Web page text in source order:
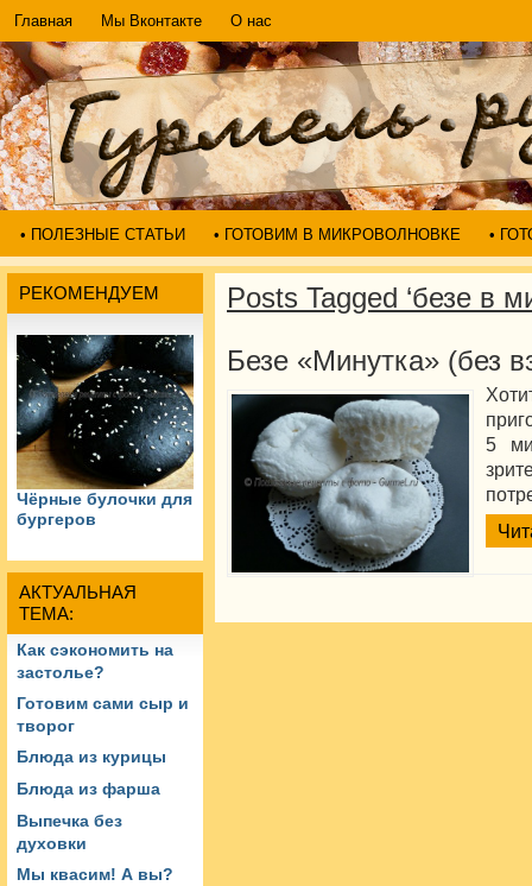
Главная Мы Вконтакте О нас
• ПОЛЕЗНЫЕ СТАТЬИ • ГОТОВИМ В МИКРОВОЛНОВКЕ •
РЕКОМЕНДУЕМ
Чёрные булочки для
бургеров
АКТУАЛЬНАЯ
ТЕМА:
Как сэкономить на
застолье?
Готовим сами сыр и
творог
Блюда из курицы
Блюда из фарша
Выпечка без
духовки
Мы квасим! А вы?
Posts Tagged ‘безе в
Безе «Минутка» (без
5